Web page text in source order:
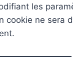
les
cookie ne sera